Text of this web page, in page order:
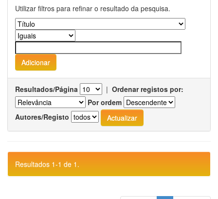
Utilizar filtros para refinar o resultado da pesquisa.
Resultados/Página | Ordenar registos por:
Por ordem
Autores/Registo
Resultados 1-1 de 1.